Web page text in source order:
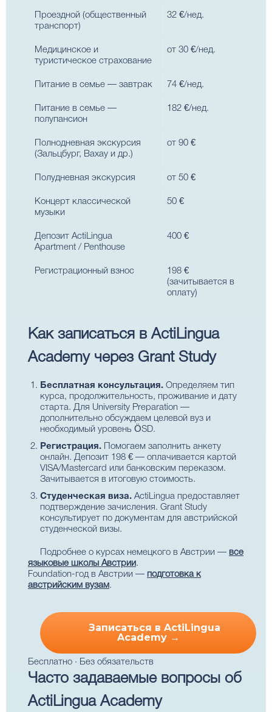
Проездной (общественный
транспорт)
32 €/нед.
Медицинское и
туристическое страхование
от 30 €/нед.
Питание в семье — завтрак 74 €/нед.
Питание в семье —
полупансион
182 €/нед.
Полнодневная экскурсия
(Зальцбург, Вахау и др.)
от 90 €
Полудневная экскурсия от 50 €
Концерт классической
музыки
50 €
Депозит ActiLingua
Apartment / Penthouse
400 €
Регистрационный взнос
198 €
(зачитывается в
оплату)
Как записаться в ActiLingua
Academy через Grant Study
Бесплатная консультация. Определяем тип
курса, продолжительность, проживание и дату
старта. Для University Preparation —
дополнительно обсуждаем целевой вуз и
необходимый уровень ÖSD.
Регистрация. Помогаем заполнить анкету
онлайн. Депозит 198 € — оплачивается картой
VISA/Mastercard или банковским переказом.
Зачитывается в итоговую стоимость.
Студенческая виза. ActiLingua предоставляет
подтверждение зачисления. Grant Study
консультирует по документам для австрийской
студенческой визы.
Подробнее о курсах немецкого в Австрии — все
языковые школы Австрии.
Foundation-год в Австрии — подготовка к
австрийским вузам.
Записаться в ActiLingua
Academy →
Бесплатно · Без обязательств
Часто задаваемые вопросы об
ActiLingua Academy